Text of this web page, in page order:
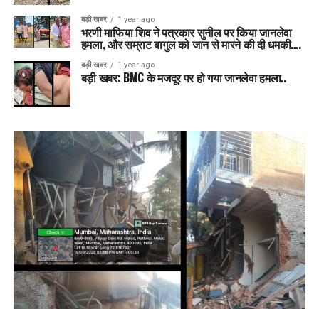
बड़ी खबर 1 year ago
भरणी माफिया शिव ने पत्रकार सुनील पर किया जानलेवा
हमला, और सम्राट बागुल को जान से मारने की दी धमकी….
बड़ी खबर 1 year ago
बड़ी खबर: BMC के मजदूर पर हो गया जानलेवा हमला..